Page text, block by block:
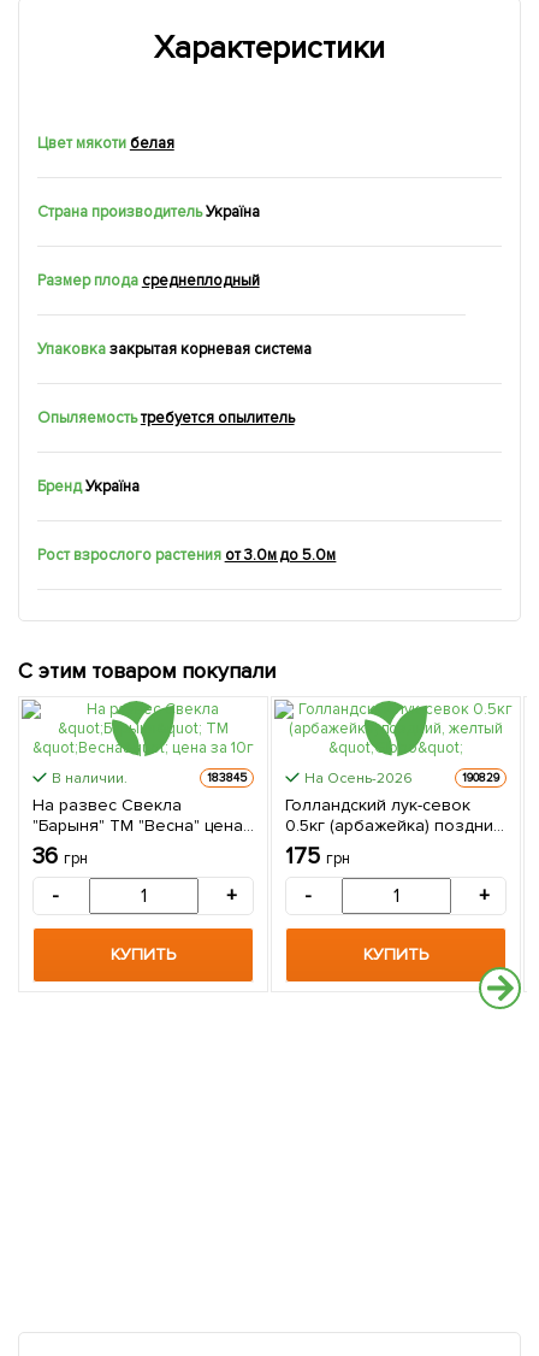
Характеристики
Цвет мякоти белая
Страна производитель Україна
Размер плода среднеплодный
Упаковказакрытая корневая система
Опыляемостьтребуется опылитель
БрендУкраїна
Рост взрослого растения от 3.0м до 5.0м
С этим товаром покупали
В наличии. 183845
На развес Свекла
"Барыня" ТМ "Весна" цена
за 10г
36 грн
- +
КУПИТЬ
На Осень-2026 190829
Голландский лук-севок
0.5кг (арбажейка) поздний,
желтый "Globo"
175 грн
- +
КУПИТЬ